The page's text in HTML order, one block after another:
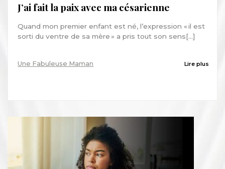
J’ai fait la paix avec ma césarienne
Quand mon premier enfant est né, l’expression « il est
sorti du ventre de sa mère » a pris tout son sens[...]
Une Fabuleuse Maman Lire plus